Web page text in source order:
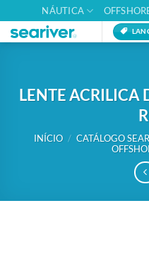
to
content
NÁUTICA
LENTE ACRILICA
INÍCIO / CATÁLOGO